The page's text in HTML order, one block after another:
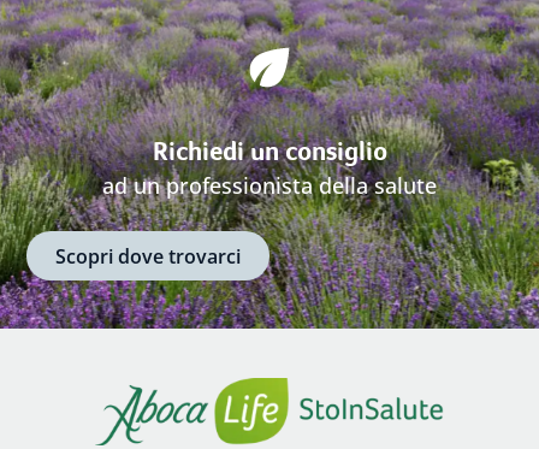
Richiedi un consiglio
ad un professionista della salute
Scopri dove trovarci